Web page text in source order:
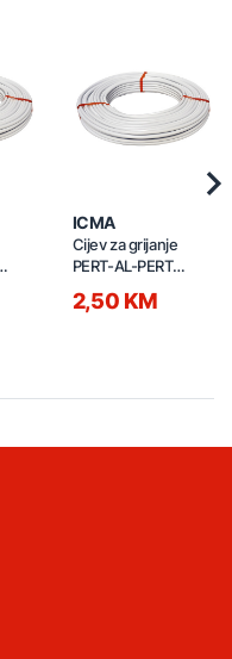
ICMA
Cijev za grijanje
PERT-AL-PERT
2,50 KM